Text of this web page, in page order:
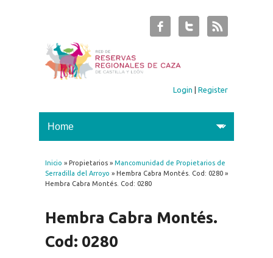
Login |Register
You are here
Inicio » Propietarios » Mancomunidad de Propietarios de
Serradilla del Arroyo » Hembra Cabra Montés. Cod: 0280 »
Hembra Cabra Montés. Cod: 0280
Hembra Cabra Montés.
Cod: 0280